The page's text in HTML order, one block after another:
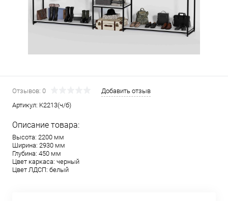
Отзывов: 0
Добавить отзыв
Артикул: K2213(ч/б)
Описание товара:
Высота: 2200 мм
Ширина: 2930 мм
Глубина: 450 мм
Цвет каркаса: черный
Цвет ЛДСП: белый